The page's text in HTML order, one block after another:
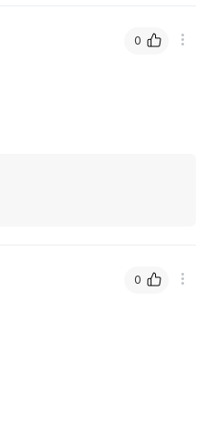
0
0